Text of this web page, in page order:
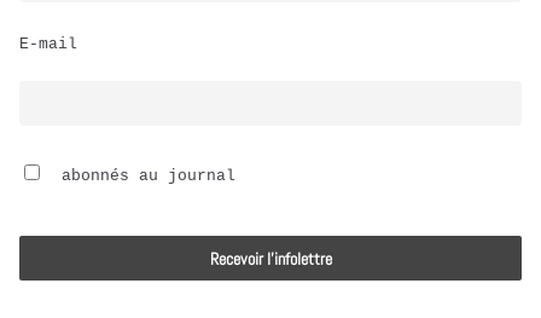
iE-mail
abonnés au journal